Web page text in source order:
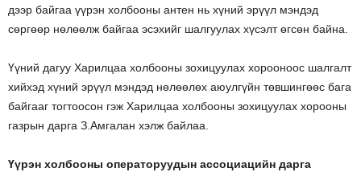
дээр байгаа үүрэн холбооны антен нь хүний эрүүл мэндэд
сөргөөр нөлөөлж байгаа эсэхийг шалгуулах хүсэлт өгсөн байна.
Үүний дагуу Харилцаа холбооны зохицуулах хорооноос шалгалт
хийхэд хүний эрүүл мэндэд нөлөөлөх аюулгүйн төвшингөөс бага
байгааг тогтоосон гэж Харилцаа холбооны зохицуулах хорооны
газрын дарга З.Амгалан хэлж байлаа.
Үүрэн холбооны операторуудын ассоциацийн дарга